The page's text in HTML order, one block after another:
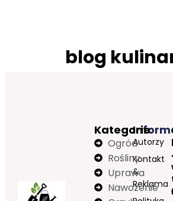
blog
Autorzy
Kontakt
&
Reklama
Kategorie
Ogród
Rośliny
Uprawa
Nawożenie